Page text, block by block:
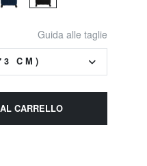
Guida alle taglie
CM)
CARRELLO